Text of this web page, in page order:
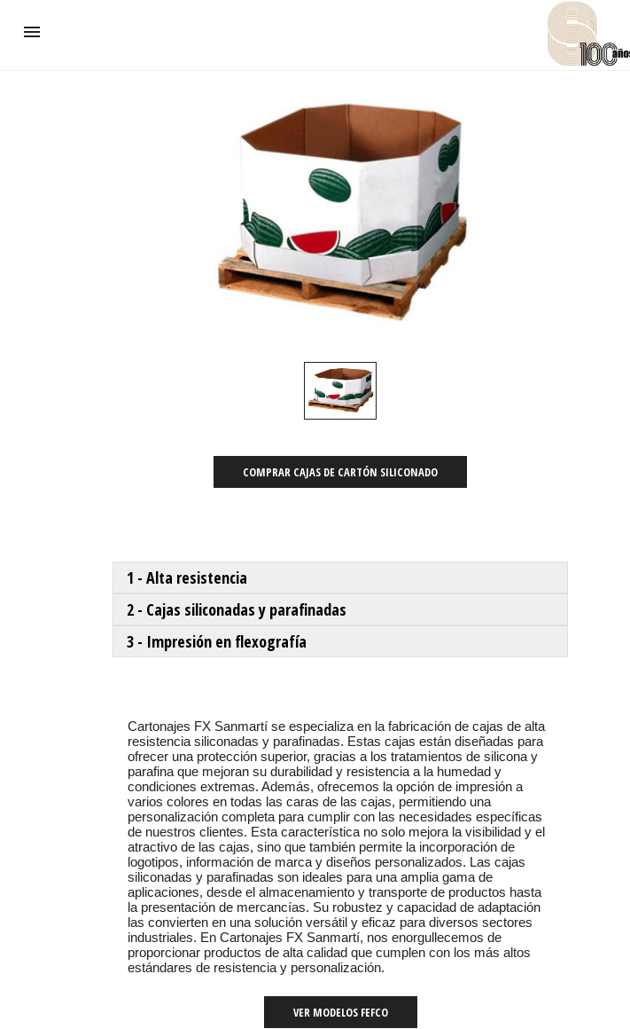
COMPRAR CAJAS DE CARTÓN SILICONADO
1 - Alta resistencia
2 - Cajas siliconadas y parafinadas
3 - Impresión en flexografía
Cartonajes FX Sanmartí se especializa en la fabricación de cajas de alta
resistencia siliconadas y parafinadas. Estas cajas están diseñadas para
ofrecer una protección superior, gracias a los tratamientos de silicona y
parafina que mejoran su durabilidad y resistencia a la humedad y
condiciones extremas. Además, ofrecemos la opción de impresión a
varios colores en todas las caras de las cajas, permitiendo una
personalización completa para cumplir con las necesidades específicas
de nuestros clientes. Esta característica no solo mejora la visibilidad y el
atractivo de las cajas, sino que también permite la incorporación de
logotipos, información de marca y diseños personalizados. Las cajas
siliconadas y parafinadas son ideales para una amplia gama de
aplicaciones, desde el almacenamiento y transporte de productos hasta
la presentación de mercancías. Su robustez y capacidad de adaptación
las convierten en una solución versátil y eficaz para diversos sectores
industriales. En Cartonajes FX Sanmartí, nos enorgullecemos de
proporcionar productos de alta calidad que cumplen con los más altos
estándares de resistencia y personalización.
VER MODELOS FEFCO